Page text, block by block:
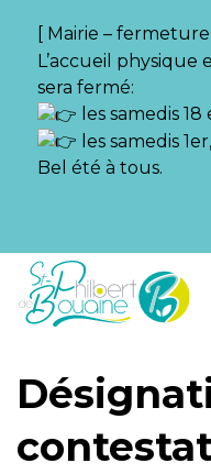
[ Mairie –
L’accueil
sera fermé:
les samedis
les samedis
Bel été à tous.
Aller
Aller
contenu
Aller
pied